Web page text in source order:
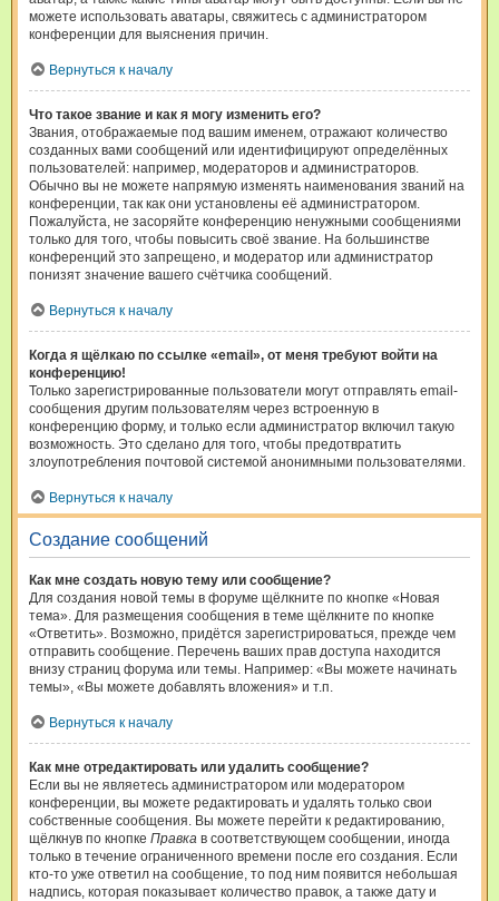
можете использовать аватары, свяжитесь с администратором
конференции для выяснения причин.
Вернуться к началу
Что такое звание и как я могу изменить его?
Звания, отображаемые под вашим именем, отражают количество
созданных вами сообщений или идентифицируют определённых
пользователей: например, модераторов и администраторов.
Обычно вы не можете напрямую изменять наименования званий на
конференции, так как они установлены её администратором.
Пожалуйста, не засоряйте конференцию ненужными сообщениями
только для того, чтобы повысить своё звание. На большинстве
конференций это запрещено, и модератор или администратор
понизят значение вашего счётчика сообщений.
Вернуться к началу
Когда я щёлкаю по ссылке «email», от меня требуют войти на
конференцию!
Только зарегистрированные пользователи могут отправлять email-
сообщения другим пользователям через встроенную в
конференцию форму, и только если администратор включил такую
возможность. Это сделано для того, чтобы предотвратить
злоупотребления почтовой системой анонимными пользователями.
Вернуться к началу
Создание сообщений
Как мне создать новую тему или сообщение?
Для создания новой темы в форуме щёлкните по кнопке «Новая
тема». Для размещения сообщения в теме щёлкните по кнопке
«Ответить». Возможно, придётся зарегистрироваться, прежде чем
отправить сообщение. Перечень ваших прав доступа находится
внизу страниц форума или темы. Например: «Вы можете начинать
темы», «Вы можете добавлять вложения» и т.п.
Вернуться к началу
Как мне отредактировать или удалить сообщение?
Если вы не являетесь администратором или модератором
конференции, вы можете редактировать и удалять только свои
собственные сообщения. Вы можете перейти к редактированию,
щёлкнув по кнопке Правка в соответствующем сообщении, иногда
только в течение ограниченного времени после его создания. Если
кто-то уже ответил на сообщение, то под ним появится небольшая
надпись, которая показывает количество правок, а также дату и